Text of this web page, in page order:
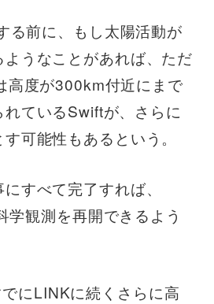
る前に、もし太陽活動が
うなことがあれば、ただ
高度が300km付近にまで
ているSwiftが、さらに
可能性もあるという。
すべて完了すれば、
学観測を再開できるよう
にLINKに続くさらに高